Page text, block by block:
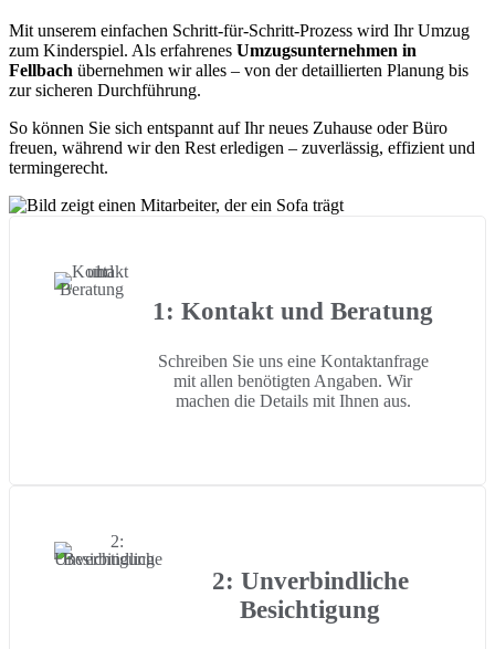
Mit unserem einfachen Schritt-für-Schritt-Prozess wird Ihr Umzug
zum Kinderspiel. Als erfahrenes Umzugsunternehmen in
Fellbach übernehmen wir alles – von der detaillierten Planung bis
zur sicheren Durchführung.
So können Sie sich entspannt auf Ihr neues Zuhause oder Büro
freuen, während wir den Rest erledigen – zuverlässig, effizient und
termingerecht.
1: Kontakt und Beratung
Schreiben Sie uns eine Kontaktanfrage
mit allen benötigten Angaben. Wir
machen die Details mit Ihnen aus.
2: Unverbindliche
Besichtigung